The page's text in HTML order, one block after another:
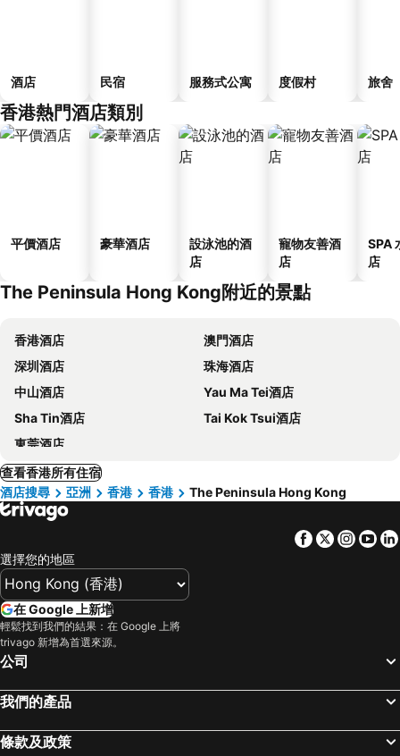
酒店 民宿 服務式公寓 度假村 旅舍
香港熱門酒店類別
平價酒店 豪華酒店
設泳池的酒
店
寵物友善酒
店
SPA
店
The Peninsula Hong Kong附近的景點
香港酒店
澳門酒店
深圳酒店
珠海酒店
中山酒店
Yau Ma Tei酒店
Sha Tin酒店
Tai Kok Tsui酒店
東莞酒店
查看香港所有住宿
酒店搜尋
亞洲 香港 香港 The Peninsula Hong Kong
Facebook
Twitter
選擇您的地區
在 Google 上新增
輕鬆找到我們的結果：在 Google 上將
trivago 新增為首選來源。
公司
我們的產品
條款及政策